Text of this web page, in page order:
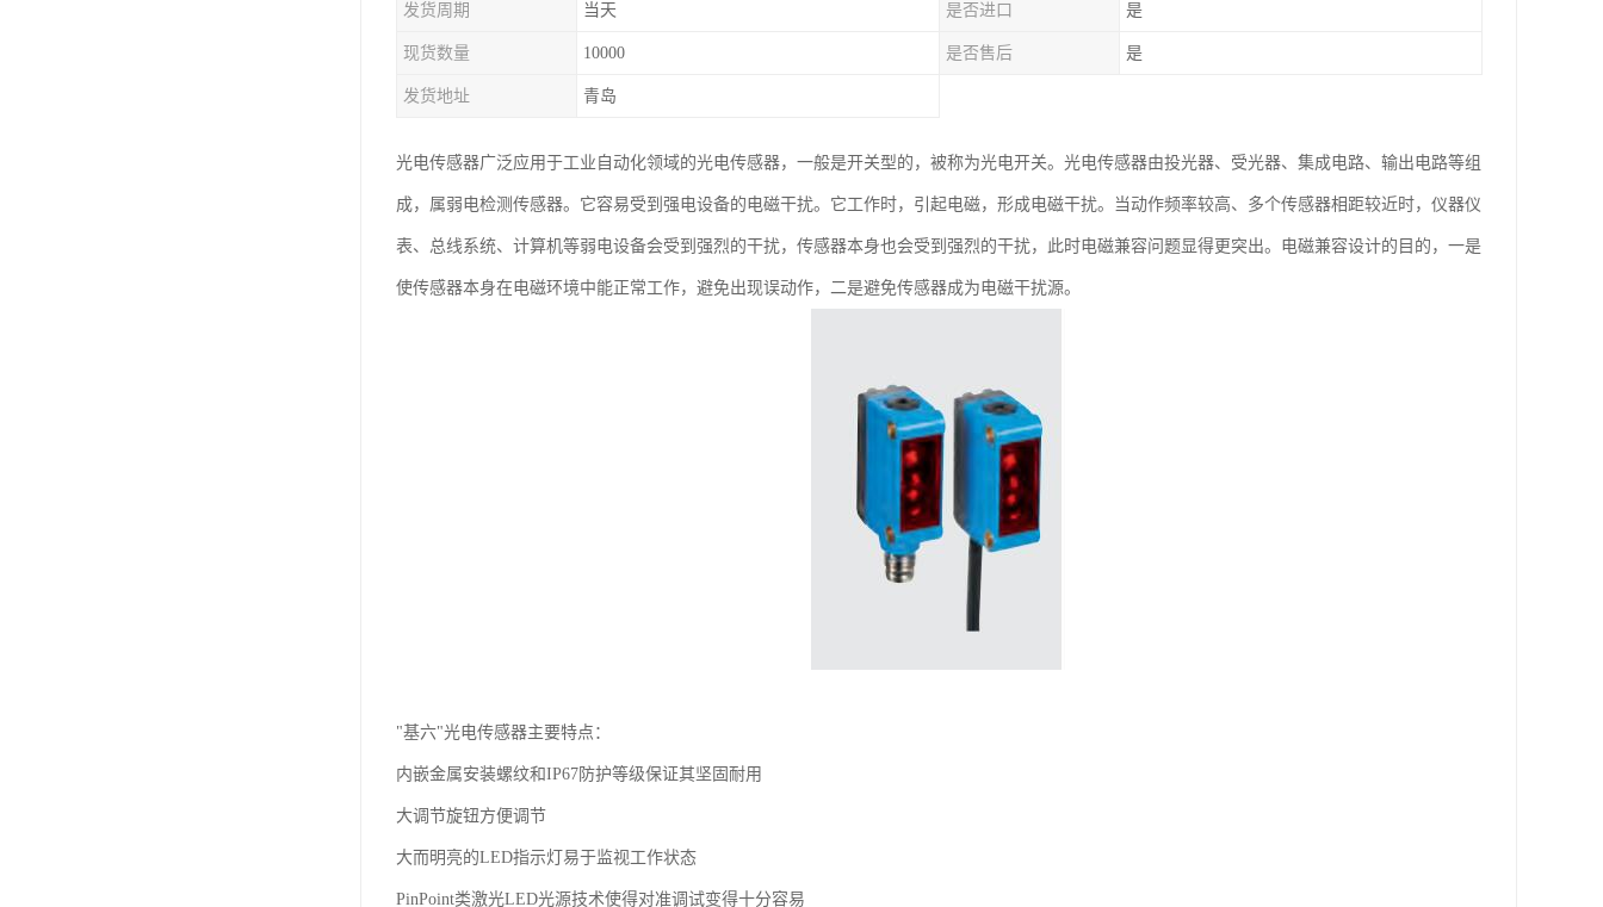
发货周期 当天 是否进口 是
现货数量 10000 是否售后 是
发货地址 青岛
光电传感器广泛应用于工业自动化领域的光电传感器，一般是开关型的，被称为光电开关。光电传感器由投光器、受光器、集成电路、输出电路等组
成，属弱电检测传感器。它容易受到强电设备的电磁干扰。它工作时，引起电磁，形成电磁干扰。当动作频率较高、多个传感器相距较近时，仪器仪
表、总线系统、计算机等弱电设备会受到强烈的干扰，传感器本身也会受到强烈的干扰，此时电磁兼容问题显得更突出。电磁兼容设计的目的，一是
使传感器本身在电磁环境中能正常工作，避免出现误动作，二是避免传感器成为电磁干扰源。
"基六"光电传感器主要特点：
内嵌金属安装螺纹和IP67防护等级保证其坚固耐用
大调节旋钮方便调节
大而明亮的LED指示灯易于监视工作状态
PinPoint类激光LED光源技术使得对准调试变得十分容易